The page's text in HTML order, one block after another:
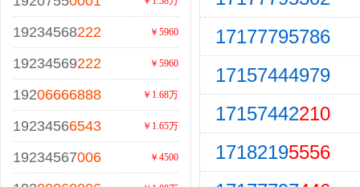
19234568222 ￥5960
19234569222 ￥5960
19206666888 ￥1.68万
19234566543 ￥1.65万
19234567006 ￥4500
17177795786
17157444979
17157442210
17182195556